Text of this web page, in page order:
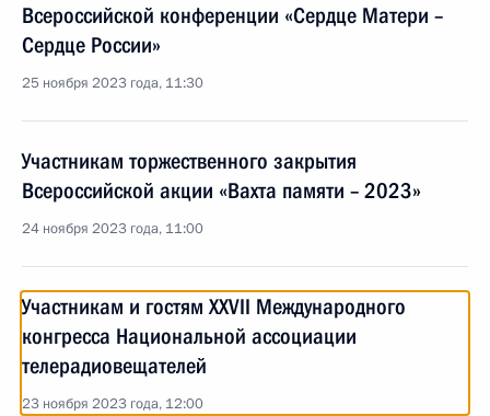
Всероссийской конференции «Сердце Матери –
Сердце России»
25 ноября 2023 года, 11:30
Участникам торжественного закрытия
Всероссийской акции «Вахта памяти – 2023»
24 ноября 2023 года, 11:00
Участникам и гостям XXVII Международного
конгресса Национальной ассоциации
телерадиовещателей
23 ноября 2023 года, 12:00